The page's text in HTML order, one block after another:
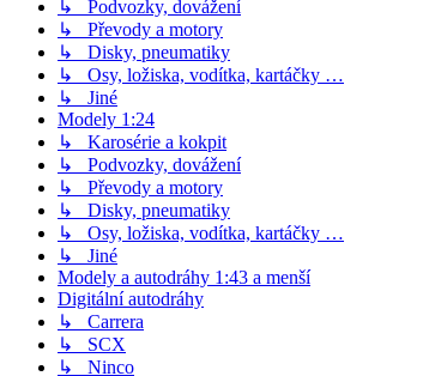
↳ Podvozky, dovážení
↳ Převody a motory
↳ Disky, pneumatiky
↳ Osy, ložiska, vodítka, kartáčky …
↳ Jiné
Modely 1:24
↳ Karosérie a kokpit
↳ Podvozky, dovážení
↳ Převody a motory
↳ Disky, pneumatiky
↳ Osy, ložiska, vodítka, kartáčky …
↳ Jiné
Modely a autodráhy 1:43 a menší
Digitální autodráhy
↳ Carrera
↳ SCX
↳ Ninco